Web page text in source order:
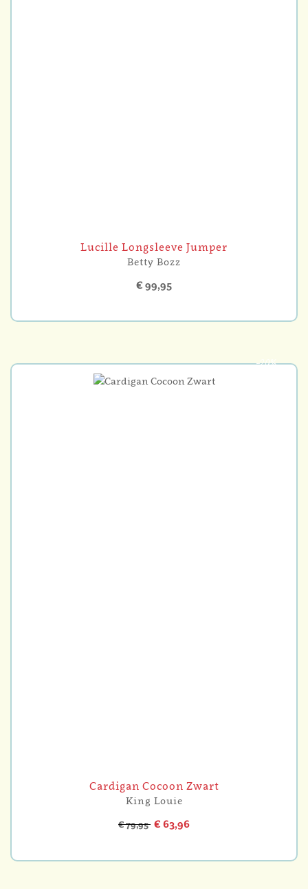
Lucille Longsleeve Jumper
Betty Bozz
€ 99,95
-20%
Cardigan Cocoon Zwart
King Louie
€ 79,95 € 63,96